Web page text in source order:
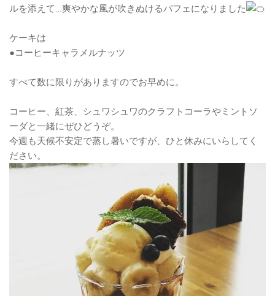
ルを添えて…爽やかな風が吹きぬけるパフェになりました
ケーキは
●コーヒーキャラメルナッツ
すべて数に限りがありますのでお早めに。
コーヒー、紅茶、シュワシュワのクラフトコーラやミントソ
ーダと一緒にぜひどうぞ。
今週も天候不安定で蒸し暑いですが、ひと休みにいらしてく
ださい。